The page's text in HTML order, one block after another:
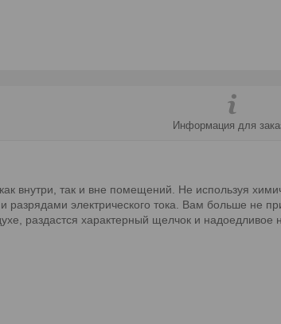
Информация для
внутри, так и вне помещений. Не используя
электрического тока. Вам больше не
раздастся характерный щелчок и надоедливое